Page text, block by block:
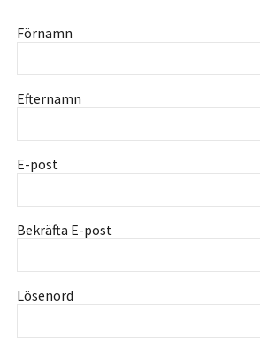
Förnamn
Efternamn
E-post
Bekräfta E-post
Lösenord